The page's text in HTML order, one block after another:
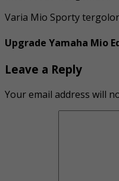
Varia Mio Sporty
Upgrade Yamaha Mio
Leave a Reply
Your email address will